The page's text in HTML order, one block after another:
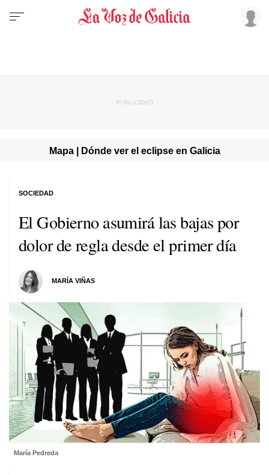
Mapa | Dónde ver el eclipse en Galicia
El Gobierno asumirá las bajas por
dolor de regla desde el primer día
MARÍA VIÑAS
SOCIEDAD
María Pedreda